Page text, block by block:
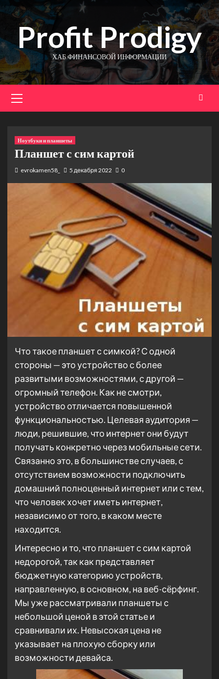
Перейти
содержимому
Profit Prodigy
ХАБ ФИНАНСОВОЙ ИНФОРМАЦИИ
меню
Ноутбуки и планшеты
Планшет с сим картой
evrokamen58_ 5 декабря 2022 0
Что такое планшет с симкой? С одной
стороны — это устройство с более
развитыми возможностями, с другой —
огромный телефон. Как не смотри,
устройство отличается повышенной
функциональностью. Целевая аудитория —
люди, решившие, что интернет они будут
получать конкретно через мобильные сети.
Связанно это, в большинстве случаев, с
отсутствием возможности подключить
домашний полноценный интернет или с тем,
что человек хочет иметь интернет,
независимо от того, в каком месте
находится.
Интересно и то, что планшет с сим картой
недорогой, так как представляет
бюджетную категорию устройств,
направленную, в основном, на веб-сёрфинг.
Мы уже рассматривали планшеты с
небольшой ценой в этой статье и
сравнивали их. Невысокая цена не
указывает на плохую сборку или
возможности девайса.